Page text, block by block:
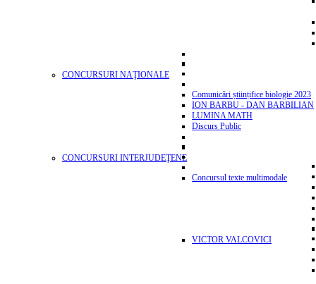
CONCURSURI NAŢIONALE
Comunicări științifice biologie 2023
ION BARBU - DAN BARBILIAN
LUMINA MATH
Discurs Public
CONCURSURI INTERJUDEŢENE
Concursul texte multimodale
VICTOR VALCOVICI